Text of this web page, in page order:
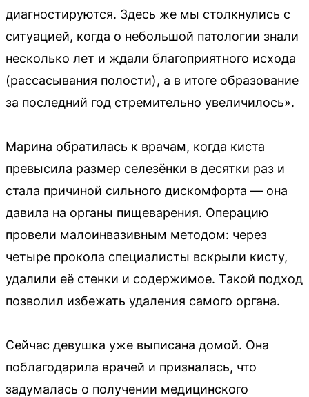
диагностируются. Здесь же мы столкнулись с
ситуацией, когда о небольшой патологии знали
несколько лет и ждали благоприятного исхода
(рассасывания полости), а в итоге образование
за последний год стремительно увеличилось».
Марина обратилась к врачам, когда киста
превысила размер селезёнки в десятки раз и
стала причиной сильного дискомфорта — она
давила на органы пищеварения. Операцию
провели малоинвазивным методом: через
четыре прокола специалисты вскрыли кисту,
удалили её стенки и содержимое. Такой подход
позволил избежать удаления самого органа.
Сейчас девушка уже выписана домой. Она
поблагодарила врачей и призналась, что
задумалась о получении медицинского